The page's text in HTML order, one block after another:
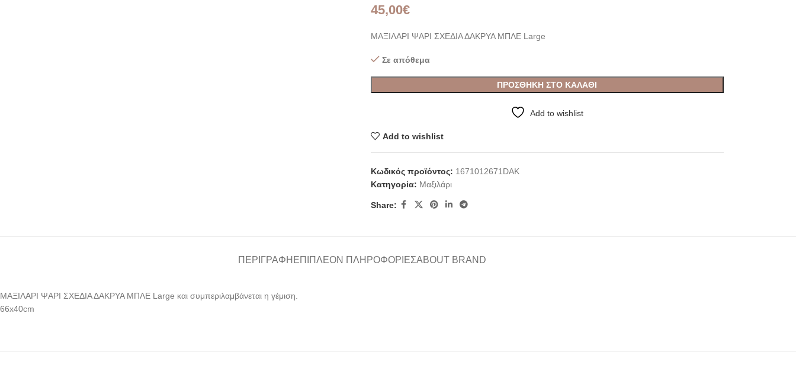
45,00€
ΜΑΞΙΛΑΡΙ ΨΑΡΙ ΣΧΕΔΙΑ ΔΑΚΡΥΑ ΜΠΛΕ Large
Σε απόθεμα
ΠΡΟΣΘΉΚΗ ΣΤΟ ΚΑΛΆΘΙ
Add to wishlist
Add to wishlist
Κωδικός προϊόντος: 1671012671DAK
Κατηγορία: Μαξιλάρι
Share:
ΠΕΡΙΓΡΑΦΉ ΕΠΙΠΛΈΟΝ ΠΛΗΡΟΦΟΡΊΕΣABOUT BRAND
ΜΑΞΙΛΑΡΙ ΨΑΡΙ ΣΧΕΔΙΑ ΔΑΚΡΥΑ ΜΠΛΕ Large και συμπεριλαμβάνεται η γέμιση.
66x40cm